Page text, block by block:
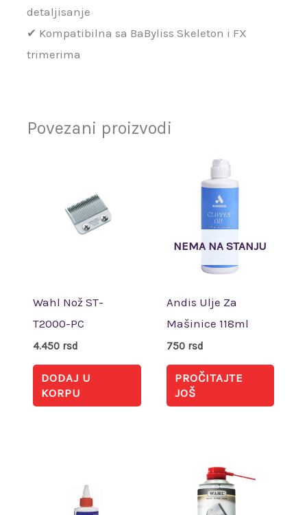
detaljisanje
✔ Kompatibilna sa BaByliss Skeleton i FX
trimerima
Povezani proizvodi
Wahl Nož ST-
T2000-PC
4.450 rsd
DODAJ U
KORPU
NEMA NA STANJU
Andis Ulje Za
Mašinice 118ml
750 rsd
PROČITAJTE
JOŠ